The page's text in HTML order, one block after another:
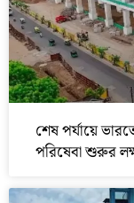
শেষ পর্যায়ে
পরিষেবা শুরুর